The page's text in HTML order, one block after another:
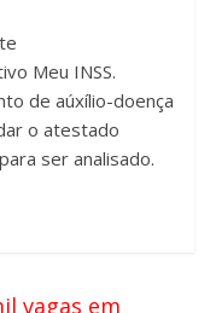
Meu INSS.
de aúxílio-doença
o atestado
ser analisado.
vagas em